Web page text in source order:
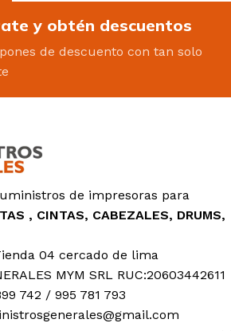
y obtén descuentos
de descuento con tan solo
de impresoras para
, CINTAS, CABEZALES, DRUMS,
04 cercado de lima
MYM SRL RUC:20603442611
742 / 995 781 793